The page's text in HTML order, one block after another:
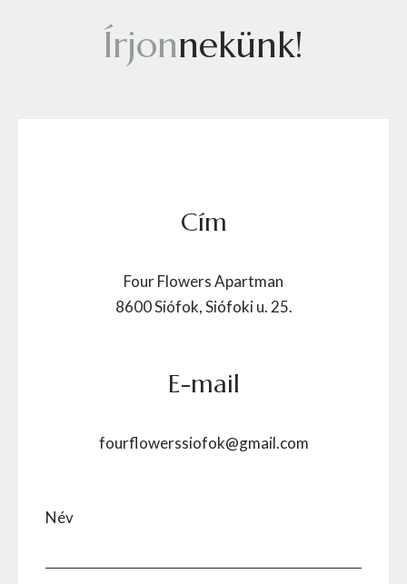
Írjonnekünk!
Cím
Four Flowers Apartman
8600 Siófok, Siófoki u. 25.
E-mail
fourflowerssiofok@gmail.com
Név